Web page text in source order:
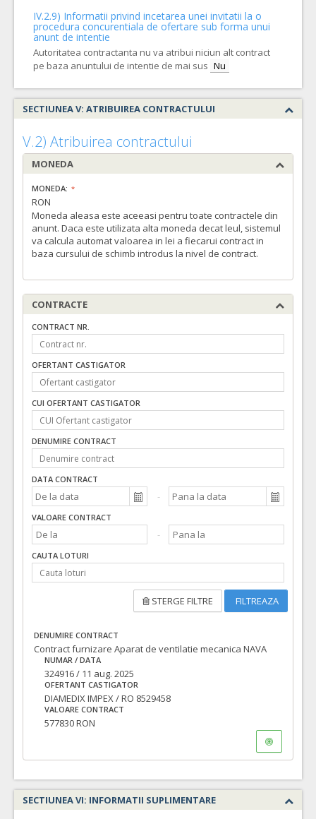
IV.2.9) Informatii privind incetarea unei invitatii la o
procedura concurentiala de ofertare sub forma unui
anunt de intentie
Autoritatea contractanta nu va atribui niciun alt contract
pe baza anuntului de intentie de mai sus Nu
SECTIUNEA V: ATRIBUIREA CONTRACTULUI
V.2) Atribuirea contractului
MONEDA
MONEDA:
RON
Moneda aleasa este aceeasi pentru toate contractele din
anunt. Daca este utilizata alta moneda decat leul, sistemul
va calcula automat valoarea in lei a fiecarui contract in
baza cursului de schimb introdus la nivel de contract.
CONTRACTE
CONTRACT NR.
OFERTANT CASTIGATOR
CUI OFERTANT CASTIGATOR
DENUMIRE CONTRACT
DATA CONTRACT
VALOARE CONTRACT
CAUTA LOTURI
STERGE FILTRE FILTREAZA
DENUMIRE CONTRACT
Contract furnizare Aparat de ventilatie mecanica NAVA
NUMAR / DATA
324916 / 11 aug. 2025
OFERTANT CASTIGATOR
DIAMEDIX IMPEX / RO 8529458
VALOARE CONTRACT
577830 RON
SECTIUNEA VI: INFORMATII SUPLIMENTARE